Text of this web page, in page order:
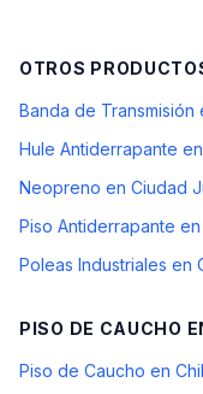
OTROS
Banda de Transmisión
Hule Antiderrapante
Neopreno en Ciudad
Piso Antiderrapante
Poleas Industriales en
PISO DE CAUCHO
Piso de Caucho en